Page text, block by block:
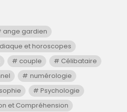
ange gardien
et horoscopes
couple
Célibataire
numérologie
Psychologie
et Compréhension